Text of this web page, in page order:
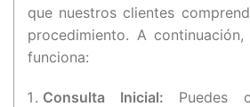
que nuestros clientes
procedimiento. A
funciona:
Consulta Inicial: Puedes